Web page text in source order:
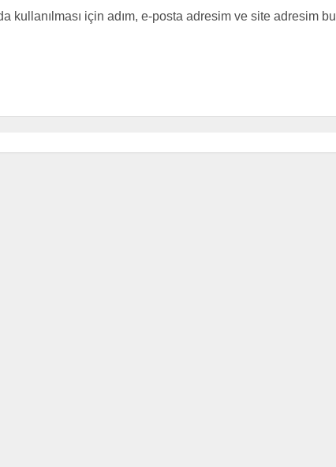
kullanılması için adım, e-posta adresim ve site adresim bu